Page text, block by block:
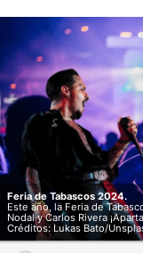
Feria de Tabascos 2024.
Este año, la Feria de
Nodal y Carlos Rivera
Créditos: Lukas Bato/